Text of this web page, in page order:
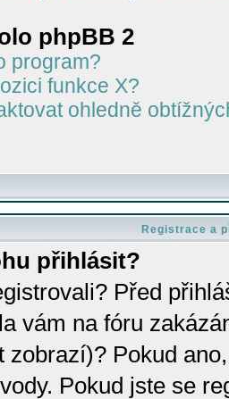
phpBB 2
program?
funkce X?
ohledně
Registrace a
přihlásit?
Před
vám na fóru
zobrazí)? Pokud
Pokud jste se